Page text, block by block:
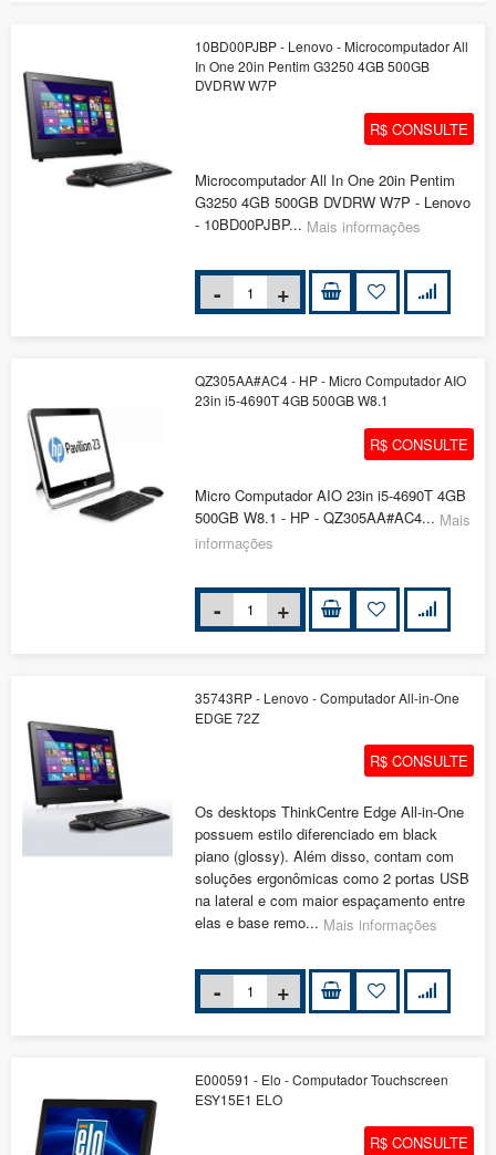
10BD00PJBP - Lenovo - Microcomputador All
In One 20in Pentim G3250 4GB 500GB
DVDRW W7P
R$ CONSULTE
Microcomputador All In One 20in Pentim
G3250 4GB 500GB DVDRW W7P - Lenovo
- 10BD00PJBP... Mais informações
QZ305AA#AC4 - HP - Micro Computador AIO
23in i5-4690T 4GB 500GB W8.1
R$ CONSULTE
Micro Computador AIO 23in i5-4690T 4GB
500GB W8.1 - HP - QZ305AA#AC4... Mais
informações
35743RP - Lenovo - Computador All-in-One
EDGE 72Z
R$ CONSULTE
Os desktops ThinkCentre Edge All-in-One
possuem estilo diferenciado em black
piano (glossy). Além disso, contam com
soluções ergonômicas como 2 portas USB
na lateral e com maior espaçamento entre
elas e base remo... Mais informações
E000591 - Elo - Computador Touchscreen
ESY15E1 ELO
R$ CONSULTE